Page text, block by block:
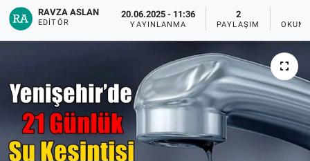
RAVZA ASLAN
EDITÖR
20.06.2025 - 11:36
YAYINLANMA
2
PAYLAŞIM
Sağlık
Eğitim